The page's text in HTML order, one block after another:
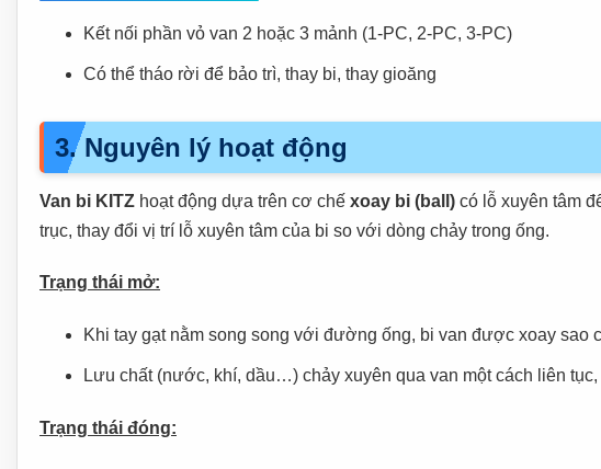
Kết nối phần vỏ van 2 hoặc 3 mảnh (1-PC, 2-PC, 3-PC)
Có thể tháo rời để bảo trì, thay bi, thay gioăng
3. Nguyên lý hoạt động
Van bi KITZ hoạt động dựa trên cơ chế xoay bi (ball) có lỗ xuyên tâm
trục, thay đổi vị trí lỗ xuyên tâm của bi so với dòng chảy trong ống.
Trạng thái mở:
Khi tay gạt nằm song song với đường ống, bi van được xoay sao
Lưu chất (nước, khí, dầu…) chảy xuyên qua van một cách liên
Trạng thái đóng: